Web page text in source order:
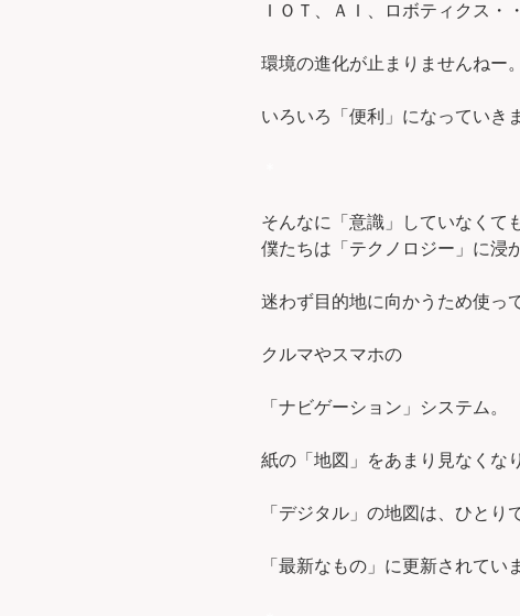
ＩＯＴ、ＡＩ、ロボティクス・
環境の進化が止まりませんねー。
いろいろ「便利」になっていき
そんなに「意識」していなくても
僕たちは「テクノロジー」に浸
迷わず目的地に向かうため使っ
クルマやスマホの
「ナビゲーション」システム。
紙の「地図」をあまり見なくな
「デジタル」の地図は、ひとり
「最新なもの」に更新されてい